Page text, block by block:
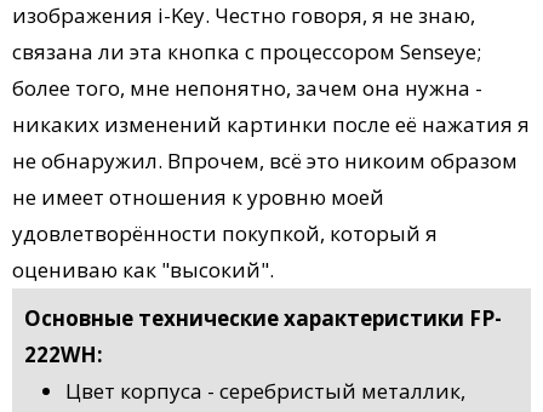
изображения i-Key. Честно говоря, я не знаю,
связана ли эта кнопка с процессором Senseye;
более того, мне непонятно, зачем она нужна -
никаких изменений картинки после её нажатия я
не обнаружил. Впрочем, всё это никоим образом
не имеет отношения к уровню моей
удовлетворённости покупкой, который я
оцениваю как "высокий".
Основные технические характеристики FP-
222WH:
Цвет корпуса - серебристый металлик,